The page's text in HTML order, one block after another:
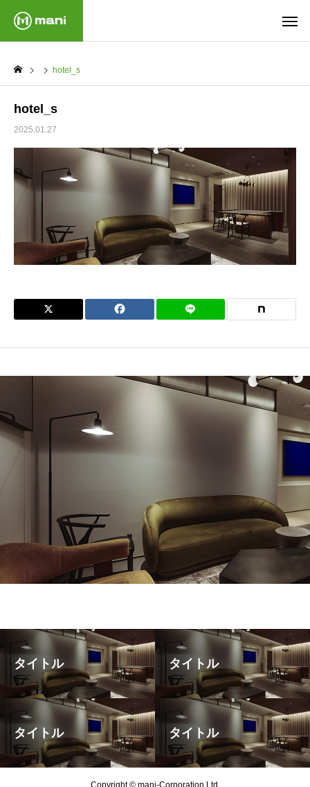
hotel_s
hotel_s
2025.01.27
タイトル タイトル
タイトル タイトル
Copyright © mani-Corporation Ltd.